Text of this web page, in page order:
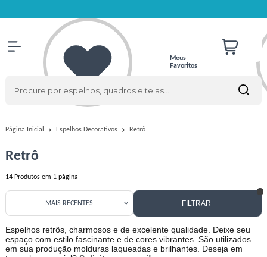
Meus
Favoritos
Página Inicial Espelhos Decorativos Retrô
Retrô
14 Produtos em 1 página
FILTRAR
MAIS RECENTES
Espelhos retrôs, charmosos e de excelente qualidade. Deixe seu
espaço com estilo fascinante e de cores vibrantes. São utilizados
em sua produção molduras laqueadas e brilhantes. Deseja em